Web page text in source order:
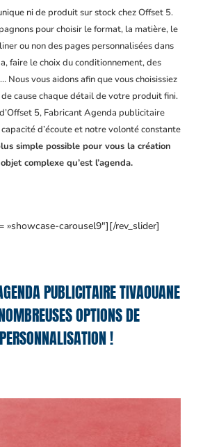
ni de produit sur stock chez Offset 5.
pour choisir le format, la matière, le
ou non des pages personnalisées dans
faire le choix du conditionnement, des
Nous vous aidons afin que vous choisissiez
de cause chaque détail de votre produit fini.
5, Fabricant Agenda publicitaire
d’écoute et notre volonté constante
simple possible pour vous la création
complexe qu’est l’agenda.
»showcase-carousel9″][/rev_slider]
PUBLICITAIRE TIVAOUANE
OPTIONS DE
PERSONNALISATION !